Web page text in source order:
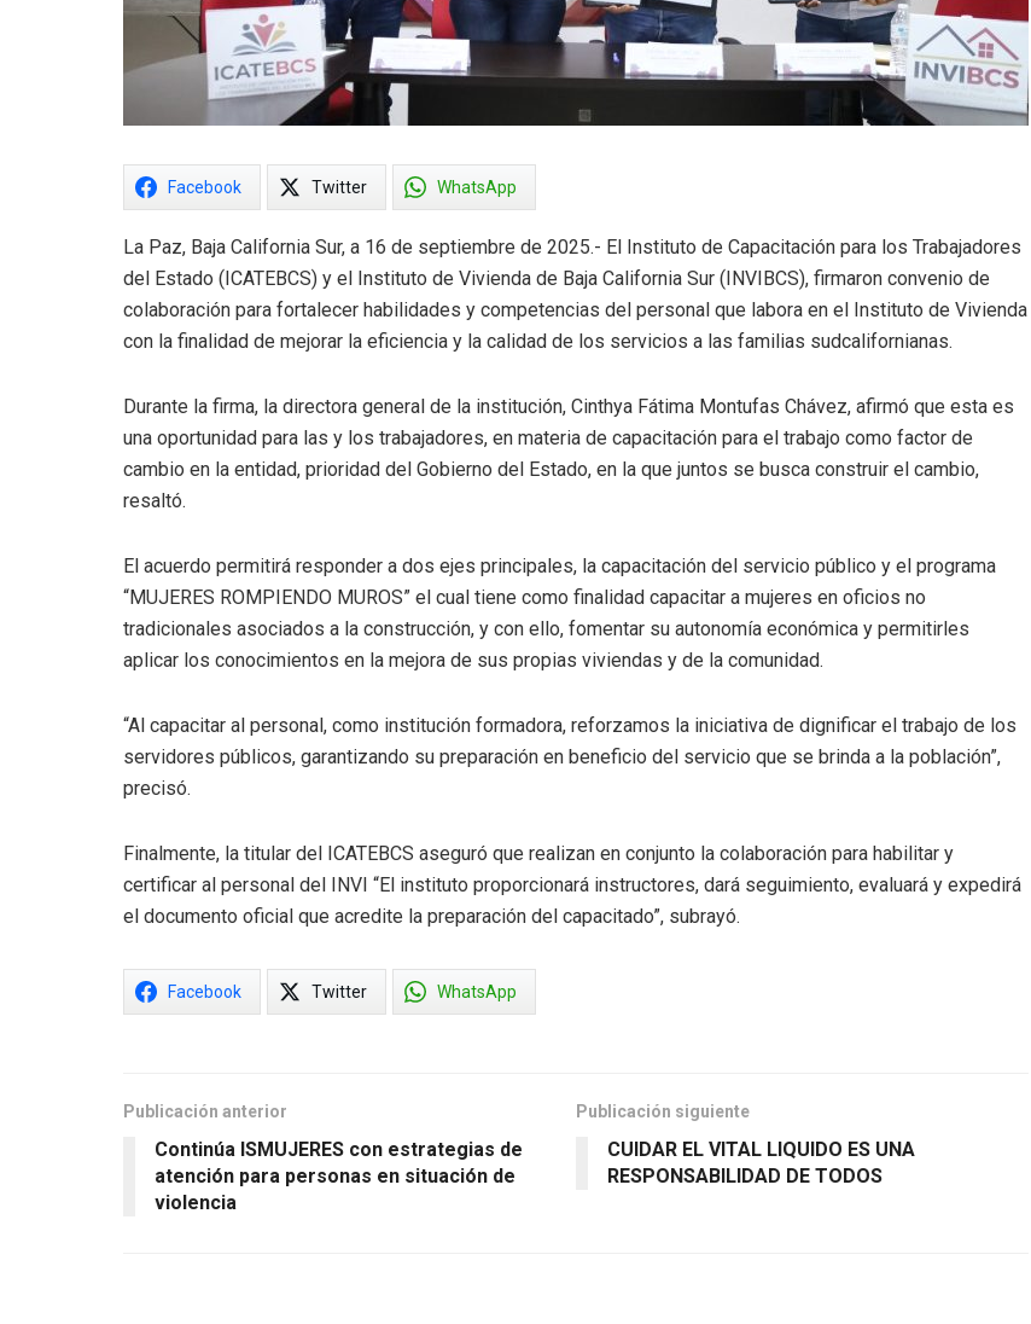
Facebook Twitter WhatsApp
La Paz, Baja California Sur, a 16 de septiembre de 2025.- El Instituto de Capacitación para los Trabajadores
del Estado (ICATEBCS) y el Instituto de Vivienda de Baja California Sur (INVIBCS), firmaron convenio de
colaboración para fortalecer habilidades y competencias del personal que labora en el Instituto de Vivienda
con la finalidad de mejorar la eficiencia y la calidad de los servicios a las familias sudcalifornianas.
Durante la firma, la directora general de la institución, Cinthya Fátima Montufas Chávez, afirmó que esta es
una oportunidad para las y los trabajadores, en materia de capacitación para el trabajo como factor de
cambio en la entidad, prioridad del Gobierno del Estado, en la que juntos se busca construir el cambio,
resaltó.
El acuerdo permitirá responder a dos ejes principales, la capacitación del servicio público y el programa
“MUJERES ROMPIENDO MUROS” el cual tiene como finalidad capacitar a mujeres en oficios no
tradicionales asociados a la construcción, y con ello, fomentar su autonomía económica y permitirles
aplicar los conocimientos en la mejora de sus propias viviendas y de la comunidad.
“Al capacitar al personal, como institución formadora, reforzamos la iniciativa de dignificar el trabajo de los
servidores públicos, garantizando su preparación en beneficio del servicio que se brinda a la población”,
precisó.
Finalmente, la titular del ICATEBCS aseguró que realizan en conjunto la colaboración para habilitar y
certificar al personal del INVI “El instituto proporcionará instructores, dará seguimiento, evaluará y expedirá
el documento oficial que acredite la preparación del capacitado”, subrayó.
Facebook Twitter WhatsApp
Publicación anterior
Continúa ISMUJERES con estrategias de
atención para personas en situación de
violencia
Publicación siguiente
CUIDAR EL VITAL LIQUIDO ES UNA
RESPONSABILIDAD DE TODOS